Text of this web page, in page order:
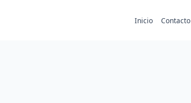
Inicio Contacto